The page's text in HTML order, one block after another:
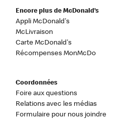
Encore plus de McDonald’s
Appli McDonald's
McLivraison
Carte McDonald's
Récompenses MonMcDo
Coordonnées
Foire aux questions
Relations avec les médias
Formulaire pour nous joindre